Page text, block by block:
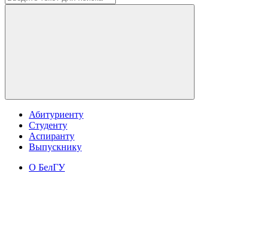
Абитуриенту
Студенту
Аспиранту
Выпускнику
О БелГУ